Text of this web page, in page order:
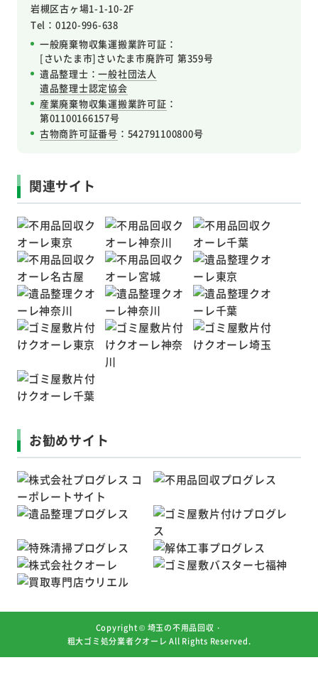
岩槻区古ヶ場1-1-10-2F
Tel：0120-996-638
一般廃棄物収集運搬業許可証：
[さいたま市]さいたま市廃許可 第359号
遺品整理士：一般社団法人
遺品整理士認定協会
産業廃棄物収集運搬業許可証 ：
第01100166157号
古物商許可証番号 ：542791100800号
関連サイト
お勧めサイト
Copyright © 埼玉の不用品回収・
粗大ゴミ処分業者クオーレ All Rights Reserved.